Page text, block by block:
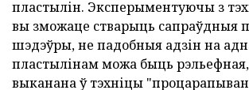
пластылін. Эксперыментуючы з
вы зможаце стварыць сапраўдныя
шэдэўры, не падобныя адзін на
пластылінам можа быць
выканана ў тэхніцы